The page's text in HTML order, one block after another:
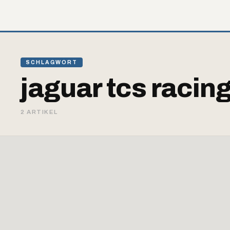
SCHLAGWORT
jaguar tcs
2 ARTIKEL